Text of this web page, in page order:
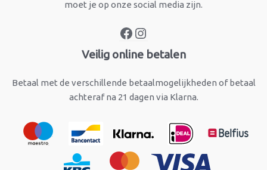
moet je op onze social media zijn.
Veilig online betalen
Betaal met de verschillende betaalmogelijkheden of betaal
achteraf na 21 dagen via Klarna.